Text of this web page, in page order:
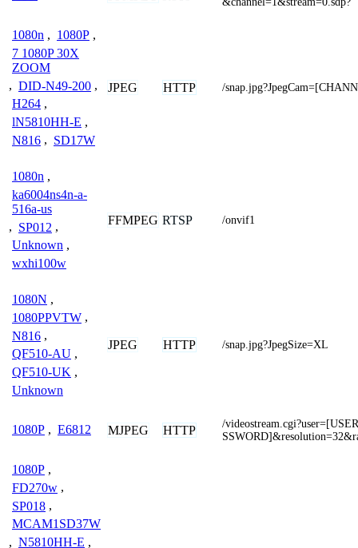
1080n , 1080P ,
7 1080P 30X
ZOOM
, DID-N49-200 ,
H264 ,
lN5810HH-E ,
N816 , SD17W
JPEG HTTP /
1080n ,
ka6004ns4n-a-
516a-us
, SP012 ,
Unknown ,
wxhi100w
FFMPEG RTSP /onvif1
1080N ,
1080PPVTW ,
N816 ,
QF510-AU ,
QF510-UK ,
Unknown
JPEG HTTP /snap.jpg?JpegSize=XL
1080P , E6812 MJPEG HTTP
/
1080P ,
FD270w ,
SP018 ,
MCAM1SD37W
, N5810HH-E ,